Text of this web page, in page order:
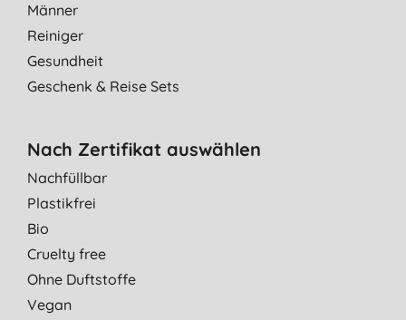
Männer
Reiniger
Gesundheit
Geschenk & Reise Sets
Nach Zertifikat auswählen
Nachfüllbar
Plastikfrei
Bio
Cruelty free
Ohne Duftstoffe
Vegan